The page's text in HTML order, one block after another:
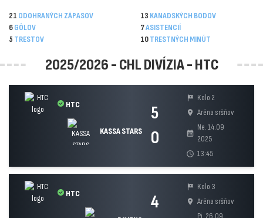
21 ODOHRANÝCH ZÁPASOV 13 KANADSKÝCH BODOV
6GÓLOV 7ASISTENCIÍ
5 TRESTOV 10TRESTNÝCH MINÚT
2025/2026 - CHL DIVÍZIA - HTC
HTC
KASSA STARS
5
0
tour Kolo 2
location_on Aréna sršňov
calendar_month
Ne. 14.09
2025
schedule 13:45
HTC
4
tour Kolo 3
location_on Aréna sršňov
Pi. 26.09